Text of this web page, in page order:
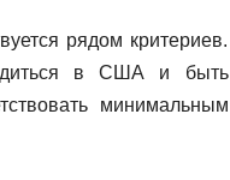
рядом критериев.
в США и быть
минимальным